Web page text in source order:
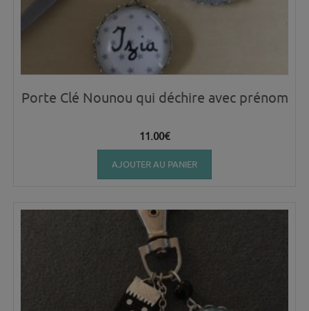
Porte Clé Nounou qui déchire avec prénom
11.00€
AJOUTER AU PANIER